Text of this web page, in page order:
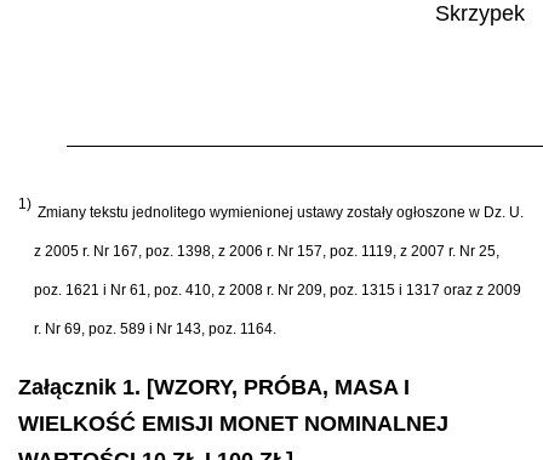
Skrzypek
1) Zmiany tekstu jednolitego wymienionej ustawy zostały ogłoszone w Dz. U.
z 2005 r. Nr 167, poz. 1398, z 2006 r. Nr 157, poz. 1119, z 2007 r. Nr 25,
poz. 1621 i Nr 61, poz. 410, z 2008 r. Nr 209, poz. 1315 i 1317 oraz z 2009
r. Nr 69, poz. 589 i Nr 143, poz. 1164.
Załącznik 1. [WZORY, PRÓBA, MASA I
WIELKOŚĆ EMISJI MONET NOMINALNEJ